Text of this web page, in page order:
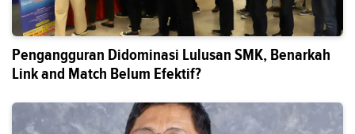
Pengangguran Didominasi Lulusan SMK, Benarkah
Link and Match Belum Efektif?